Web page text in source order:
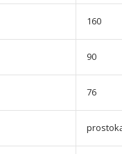
160
90
76